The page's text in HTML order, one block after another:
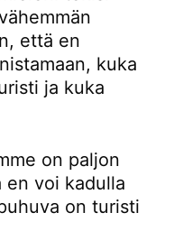
että en
kuka
ja kuka
on paljon
en voi kadulla
on turisti